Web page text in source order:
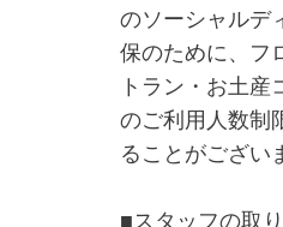
のソーシャルデ
保のために、フ
トラン・お土産
のご利用人数制
ることがござい
■スタッフの取